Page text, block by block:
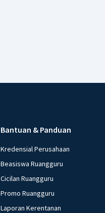
Bantuan & Panduan
Kredensial Perusahaan
Beasiswa Ruangguru
Cicilan Ruangguru
Promo Ruangguru
Laporan Kerentanan